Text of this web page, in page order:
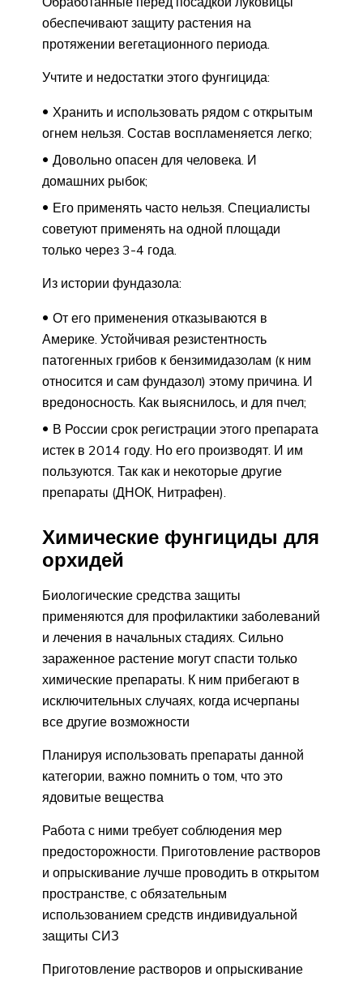
обеспечивают защиту растения на
протяжении вегетационного периода.
Учтите и недостатки этого фунгицида:
Хранить и использовать рядом с открытым
огнем нельзя. Состав воспламеняется легко;
Довольно опасен для человека. И
домашних рыбок;
Его применять часто нельзя. Специалисты
советуют применять на одной площади
только через 3-4 года.
Из истории фундазола:
От его применения отказываются в
Америке. Устойчивая резистентность
патогенных грибов к бензимидазолам (к ним
относится и сам фундазол) этому причина. И
вредоносность. Как выяснилось, и для пчел;
В России срок регистрации этого препарата
истек в 2014 году. Но его производят. И им
пользуются. Так как и некоторые другие
препараты (ДНОК, Нитрафен).
Химические фунгициды для
орхидей
Биологические средства защиты
применяются для профилактики заболеваний
и лечения в начальных стадиях. Сильно
зараженное растение могут спасти только
химические препараты. К ним прибегают в
исключительных случаях, когда исчерпаны
все другие возможности
Планируя использовать препараты данной
категории, важно помнить о том, что это
ядовитые вещества
Работа с ними требует соблюдения мер
предосторожности. Приготовление растворов
и опрыскивание лучше проводить в открытом
пространстве, с обязательным
использованием средств индивидуальной
защиты СИЗ
Приготовление растворов и опрыскивание